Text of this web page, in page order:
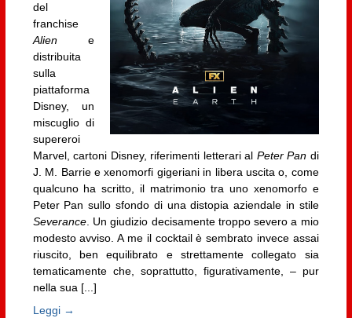
del
franchise
Aliene
distribuita
sulla
piattaforma
Disney, un
miscuglio di
supereroi
Marvel, cartoni Disney, riferimenti letterari al Peter Pan di
J. M. Barrie e xenomorfi gigeriani in libera uscita o, come
qualcuno ha scritto, il matrimonio tra uno xenomorfo e
Peter Pan sullo sfondo di una distopia aziendale in stile
Severance. Un giudizio decisamente troppo severo a mio
modesto avviso. A me il cocktail è sembrato invece assai
riuscito, ben equilibrato e strettamente collegato sia
tematicamente che, soprattutto, figurativamente, – pur
nella sua [...]
Leggi →